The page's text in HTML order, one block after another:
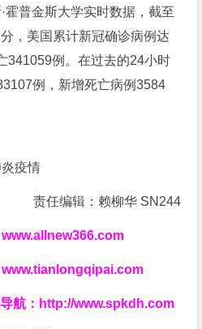
普金斯大学实时数据，截至
，美国累计新冠确诊病例达
341059例。在过去的24小时
例，新增死亡病例3584
疫情
责任编辑：赖柳华 SN244
www.allnew366.com
www.tianlongqipai.com
航： http://www.spkdh.com